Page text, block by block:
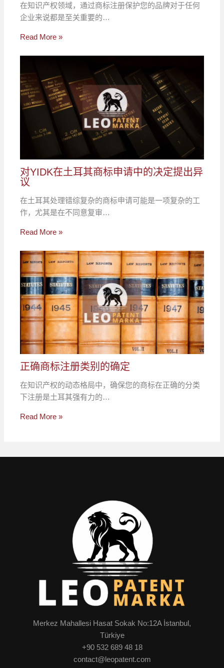
在知识产权领域，通过商标注册保护您的品牌对于任何
企业来说都是至关重要的…
Read More »
对YIDK在土耳其商标申请中的决定提出异
议
在土耳其处理错综复杂的商标申请可能是一项复杂的工
作，尤其是在不同意复审…
Read More »
正确商标注册类别的确定
在知识产权的动态格局中，确保您的商标在正确的分类
下注册是土耳其强有力的…
Read More »
Merkez Mahallesi Hasat Sokak No:12A İstanbul,
Türkiye
+90 532 689 48 18
contact@leopatent.com